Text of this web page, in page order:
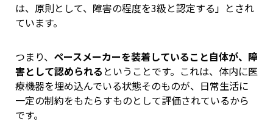
は、原則として、障害の程度を3級と認定する」とされ
ています。
つまり、 ペースメーカーを装着していること自体が、障
害として認められる ということです。これは、体内に医
療機器を埋め込んでいる状態そのものが、日常生活に
一定の制約をもたらすものとして評価されているから
です。